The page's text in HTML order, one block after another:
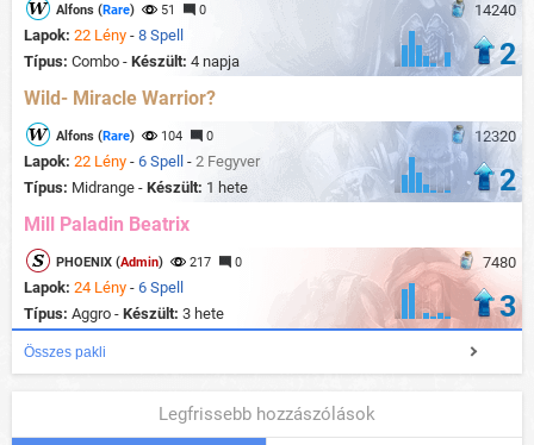
14240
Alfons (Rare) 51 0
Lapok: 22 Lény - 8 Spell
Típus: Combo - Készült: 4 napja 2
Wild- Miracle Warrior?
12320
Alfons (Rare) 104 0
Lapok: 22 Lény - 6 Spell - 2 Fegyver
Típus: Midrange - Készült: 1 hete 2
Mill Paladin Beatrix
7480
PHOENIX (Admin) 217 0
Lapok: 24 Lény - 6 Spell
Típus: Aggro - Készült: 3 hete 3
Összes pakli
Legfrissebb hozzászólások